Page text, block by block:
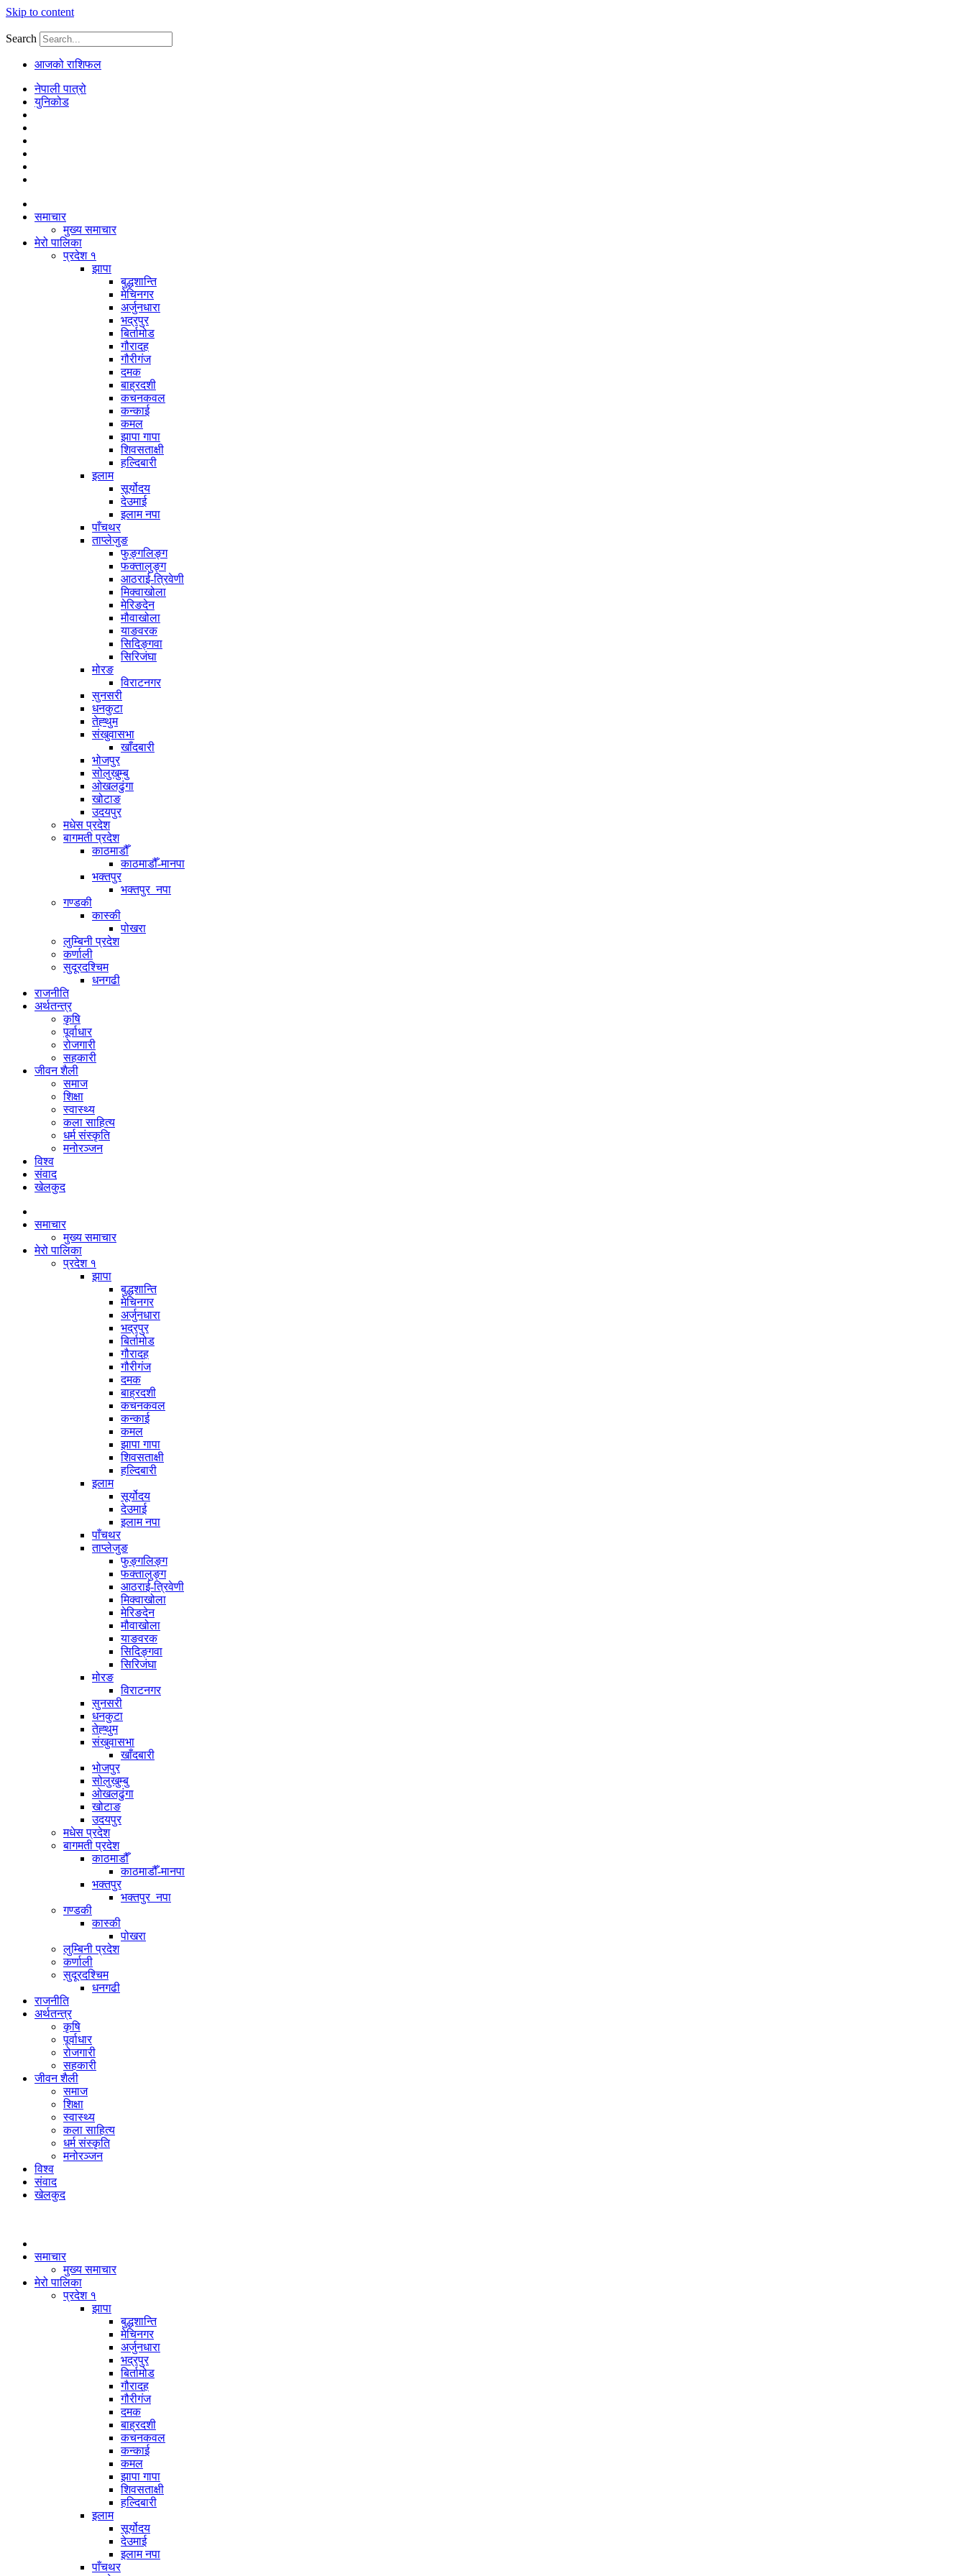
Skip to content
Search
आजको राशिफल
नेपाली पात्रो
युनिकोड
समाचार
मुख्य समाचार
मेरो पालिका
प्रदेश १
झापा
बुद्धशान्ति
मेचिनगर
अर्जुनधारा
भद्रपुर
बिर्तामोड
गौरादह
गौरीगंज
दमक
बाह्रदशी
कचनकवल
कन्काई
कमल
झापा गापा
शिवसताक्षी
हल्दिबारी
इलाम
सूर्योदय
देउमाई
इलाम नपा
पाँचथर
ताप्लेजुङ
फुङ्गलिङ्ग
फक्तालुङ्ग
आठराई-त्रिवेणी
मिक्वाखोला
मेरिङदेन
मौवाखोला
याङवरक
सिदिङ्गवा
सिरिजंघा
मोरङ
विराटनगर
सुनसरी
धनकुटा
तेह्थुम
संखुवासभा
खाँदबारी
भोजपुर
सोलुखुम्बु
ओखलढुंगा
खोटाङ
उदयपुर
मधेस प्रदेश
बागमती प्रदेश
काठमाडौँ
काठमाडौँ-मानपा
भक्तपुर
भक्तपुर_नपा
गण्डकी
कास्की
पोखरा
लुम्बिनी प्रदेश
कर्णाली
सुदूरदश्चिम
धनगढी
राजनीति
अर्थतन्त्र
कृषि
पूर्वाधार
रोजगारी
सहकारी
जीवन शैली
समाज
शिक्षा
स्वास्थ्य
कला साहित्य
धर्म संस्कृति
मनोरञ्जन
विश्व
संवाद
खेलकुद
समाचार
मुख्य समाचार
मेरो पालिका
प्रदेश १
झापा
बुद्धशान्ति
मेचिनगर
अर्जुनधारा
भद्रपुर
बिर्तामोड
गौरादह
गौरीगंज
दमक
बाह्रदशी
कचनकवल
कन्काई
कमल
झापा गापा
शिवसताक्षी
हल्दिबारी
इलाम
सूर्योदय
देउमाई
इलाम नपा
पाँचथर
ताप्लेजुङ
फुङ्गलिङ्ग
फक्तालुङ्ग
आठराई-त्रिवेणी
मिक्वाखोला
मेरिङदेन
मौवाखोला
याङवरक
सिदिङ्गवा
सिरिजंघा
मोरङ
विराटनगर
सुनसरी
धनकुटा
तेह्थुम
संखुवासभा
खाँदबारी
भोजपुर
सोलुखुम्बु
ओखलढुंगा
खोटाङ
उदयपुर
मधेस प्रदेश
बागमती प्रदेश
काठमाडौँ
काठमाडौँ-मानपा
भक्तपुर
भक्तपुर_नपा
गण्डकी
कास्की
पोखरा
लुम्बिनी प्रदेश
कर्णाली
सुदूरदश्चिम
धनगढी
राजनीति
अर्थतन्त्र
कृषि
पूर्वाधार
रोजगारी
सहकारी
जीवन शैली
समाज
शिक्षा
स्वास्थ्य
कला साहित्य
धर्म संस्कृति
मनोरञ्जन
विश्व
संवाद
खेलकुद
समाचार
मुख्य समाचार
मेरो पालिका
प्रदेश १
झापा
बुद्धशान्ति
मेचिनगर
अर्जुनधारा
भद्रपुर
बिर्तामोड
गौरादह
गौरीगंज
दमक
बाह्रदशी
कचनकवल
कन्काई
कमल
झापा गापा
शिवसताक्षी
हल्दिबारी
इलाम
सूर्योदय
देउमाई
इलाम नपा
पाँचथर